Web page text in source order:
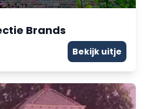
Brands
Bekijk uitje